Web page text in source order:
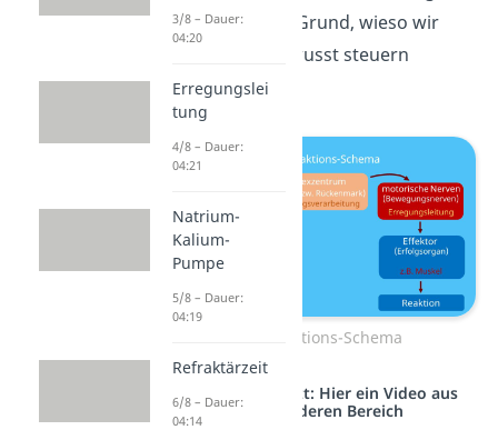
Das ist auch der Grund, wieso wir
Reflexe nicht bewusst steuern
können.
Reiz-Reaktions-Schema
Studyflix vernetzt: Hier ein Video aus
einem anderen Bereich
3/8 – Dauer:
04:20
Erregungslei
tung
4/8 – Dauer:
04:21
Natrium-
Kalium-
Pumpe
5/8 – Dauer:
04:19
Refraktärzeit
6/8 – Dauer:
04:14